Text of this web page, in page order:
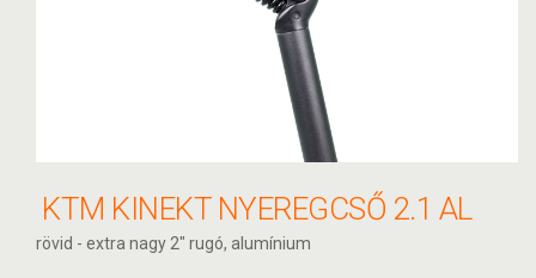
KTM KINEKT NYEREGCSŐ 2.1 AL
rövid - extra nagy 2" rugó, alumínium